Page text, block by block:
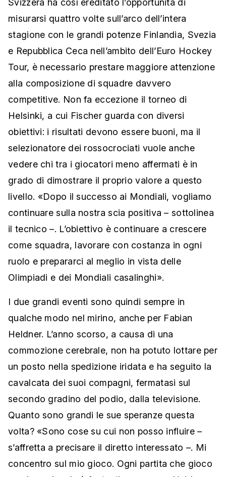
Svizzera ha così ereditato l’opportunità di
misurarsi quattro volte sull’arco dell’intera
stagione con le grandi potenze Finlandia, Svezia
e Repubblica Ceca nell’ambito dell’Euro Hockey
Tour, è necessario prestare maggiore attenzione
alla composizione di squadre davvero
competitive. Non fa eccezione il torneo di
Helsinki, a cui Fischer guarda con diversi
obiettivi: i risultati devono essere buoni, ma il
selezionatore dei rossocrociati vuole anche
vedere chi tra i giocatori meno affermati è in
grado di dimostrare il proprio valore a questo
livello. «Dopo il successo ai Mondiali, vogliamo
continuare sulla nostra scia positiva – sottolinea
il tecnico –. L’obiettivo è continuare a crescere
come squadra, lavorare con costanza in ogni
ruolo e prepararci al meglio in vista delle
Olimpiadi e dei Mondiali casalinghi».
I due grandi eventi sono quindi sempre in
qualche modo nel mirino, anche per Fabian
Heldner. L’anno scorso, a causa di una
commozione cerebrale, non ha potuto lottare per
un posto nella spedizione iridata e ha seguito la
cavalcata dei suoi compagni, fermatasi sul
secondo gradino del podio, dalla televisione.
Quanto sono grandi le sue speranze questa
volta? «Sono cose su cui non posso influire –
s’affretta a precisare il diretto interessato –. Mi
concentro sul mio gioco. Ogni partita che gioco